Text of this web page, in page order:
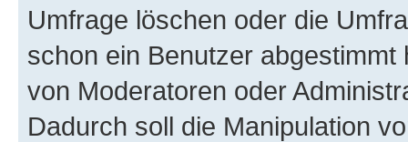
Umfrage löschen oder die
schon ein Benutzer
von Moderatoren oder
Dadurch soll die Manipulation